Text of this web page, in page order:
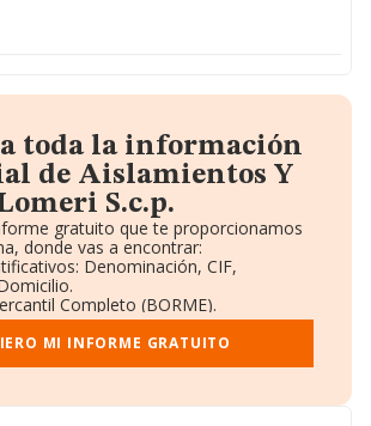
a toda la información
de Aislamientos Y
S.c.p.
gratuito que te proporcionamos
donde vas a encontrar:
Denominación, CIF,
Completo (BORME).
Evolución Ventas y Empleados.
Administración y Administradores.
Ejecutivos.
MI INFORME GRATUITO